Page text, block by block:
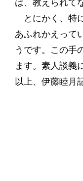
は、教えられて
とにかく、特
あふれかえって
うです。この手
ます。素人談義
以上、伊藤睦月